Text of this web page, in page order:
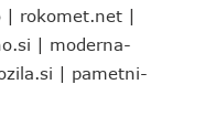
| rokomet.net |
| moderna-
| pametni-